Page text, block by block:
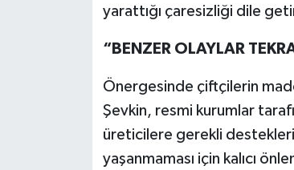
yarattığı çaresizliği dile
“BENZER OLAYLAR
Önergesinde çiftçilerin
Şevkin, resmi kurumlar
üreticilere gerekli
yaşanmaması için kalıcı